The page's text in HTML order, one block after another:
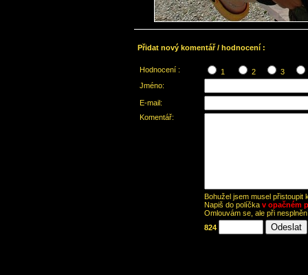
Přidat nový komentář / hodnocení :
Hodnocení : 1 2 3
Jméno:
E-mail:
Komentář:
Bohužel jsem musel přistoupit
Napiš do políčka v opačném
Omlouvám se, ale při
824